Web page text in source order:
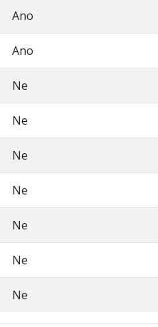
Ano
Ano
Ne
Ne
Ne
Ne
Ne
Ne
Ne